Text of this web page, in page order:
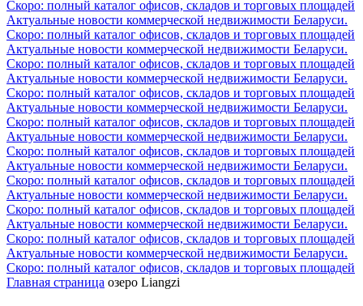
Скоро: полный каталог офисов, складов и торговых площадей
Актуальные новости коммерческой недвижимости Беларуси.
Скоро: полный каталог офисов, складов и торговых площадей
Актуальные новости коммерческой недвижимости Беларуси.
Скоро: полный каталог офисов, складов и торговых площадей
Актуальные новости коммерческой недвижимости Беларуси.
Скоро: полный каталог офисов, складов и торговых площадей
Актуальные новости коммерческой недвижимости Беларуси.
Скоро: полный каталог офисов, складов и торговых площадей
Актуальные новости коммерческой недвижимости Беларуси.
Скоро: полный каталог офисов, складов и торговых площадей
Актуальные новости коммерческой недвижимости Беларуси.
Скоро: полный каталог офисов, складов и торговых площадей
Актуальные новости коммерческой недвижимости Беларуси.
Скоро: полный каталог офисов, складов и торговых площадей
Актуальные новости коммерческой недвижимости Беларуси.
Скоро: полный каталог офисов, складов и торговых площадей
Актуальные новости коммерческой недвижимости Беларуси.
Скоро: полный каталог офисов, складов и торговых площадей
Главная страница озеро Liangzi